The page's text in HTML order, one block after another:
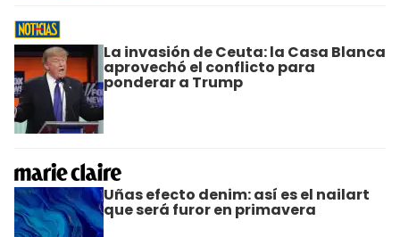
La invasión de Ceuta: la Casa Blanca
aprovechó el conflicto para
ponderar a Trump
Uñas efecto denim: así es el nailart
que será furor en primavera